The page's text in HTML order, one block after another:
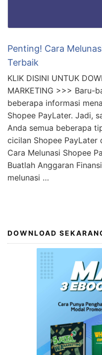
Penting! Cara
Terbaik
KLIK DISINI UNTUK
MARKETING >>> Baru-
beberapa informasi
Shopee PayLater. Jadi,
Anda semua beberapa
cicilan Shopee PayLater
Cara Melunasi Shopee
Buatlah Anggaran
melunasi …
DOWNLOAD